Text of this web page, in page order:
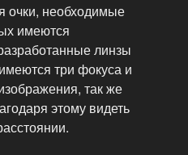
очки, необходимые
имеются
линзы
три фокуса и
так же
этому видеть